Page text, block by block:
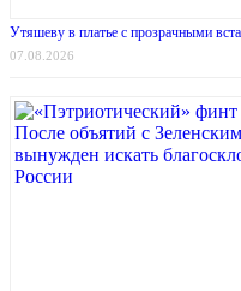
Утяшеву в платье с прозрачными
07.08.2026